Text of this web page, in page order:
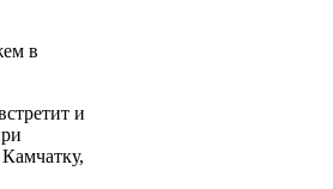
в
и